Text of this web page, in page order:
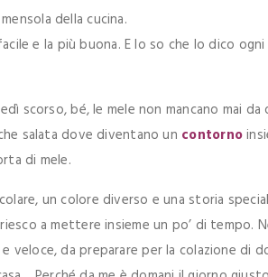
della cucina.
e la più buona. E lo so che lo dico
scorso, bé, le mele non mancano mai da
salata dove diventano un contorno
di mele.
un colore diverso e una storia
a mettere insieme un po’ di tempo.
da preparare per la colazione di